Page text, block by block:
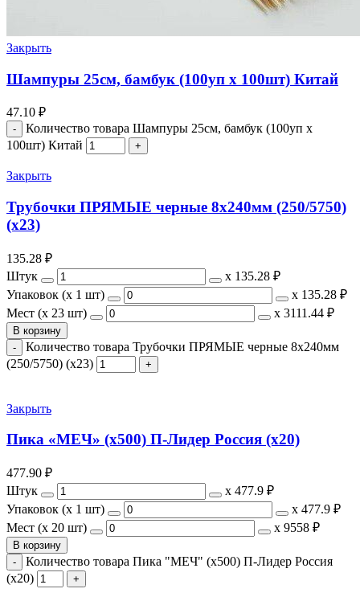
Закрыть
Шампуры 25см, бамбук (100уп х 100шт) Китай
47.10 ₽
Количество товара Шампуры 25см, бамбук (100уп х
100шт) Китай
Закрыть
Трубочки ПРЯМЫЕ черные 8х240мм (250/5750)
(х23)
135.28 ₽
Штук
х 135.28 ₽
Упаковок (x 1 шт)
х 135.28 ₽
Мест (x 23 шт)
х 3111.44 ₽
В корзину
Количество товара Трубочки ПРЯМЫЕ черные 8х240мм
(250/5750) (х23)
Закрыть
Пика «МЕЧ» (х500) П-Лидер Россия (х20)
477.90 ₽
Штук
х 477.9 ₽
Упаковок (x 1 шт)
х 477.9 ₽
Мест (x 20 шт)
х 9558 ₽
В корзину
Количество товара Пика "МЕЧ" (х500) П-Лидер Россия
(х20)